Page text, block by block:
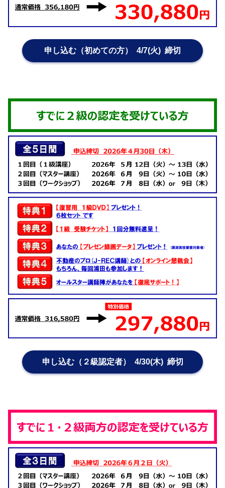
申し込む（初めての方） 4/7(火) 締切
申し込む（２級認定者） 4/30(木) 締切